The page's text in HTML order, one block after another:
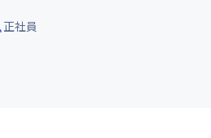
正社員